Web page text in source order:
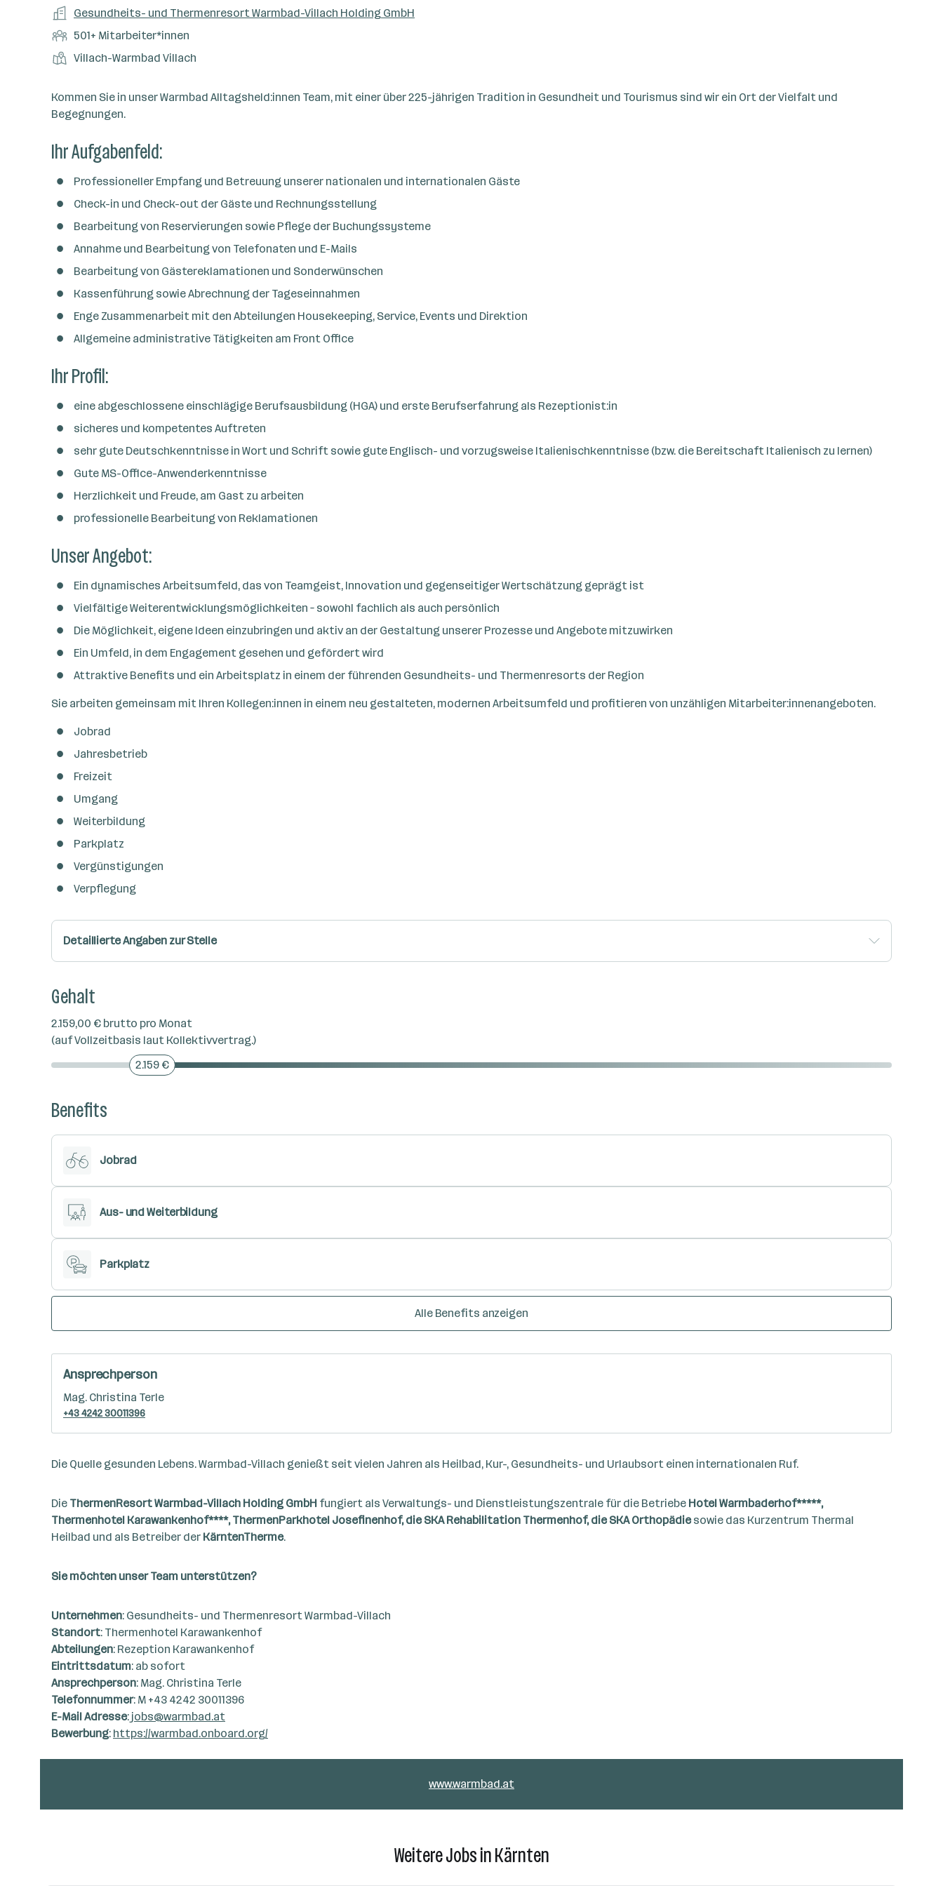
r
t
e
b
n
m
o
d
e
o
t
s
f
l
e
r
n
e
S
l
l
n
A
r
e
t
g
b
Gesundheits- und Thermenresort Warmbad-Villach Holding GmbH
M
i
t
r
b
e
n
n
a
n
a
501+ Mitarbeiter*innen
S
a
n
o
r
Villach-Warmbad Villach
Kommen Sie in unser Warmbad Alltagsheld:innen Team, mit einer über 225-jährigen Tradition in Gesundheit und Tourismus sind wir ein Ort der Vielfalt und
Begegnungen.
Ihr Aufgabenfeld:
Professioneller Empfang und Betreuung unserer nationalen und internationalen Gäste
Check-in und Check-out der Gäste und Rechnungsstellung
Bearbeitung von Reservierungen sowie Pflege der Buchungssysteme
Annahme und Bearbeitung von Telefonaten und E-Mails
Bearbeitung von Gästereklamationen und Sonderwünschen
Kassenführung sowie Abrechnung der Tageseinnahmen
Enge Zusammenarbeit mit den Abteilungen Housekeeping, Service, Events und Direktion
Allgemeine administrative Tätigkeiten am Front Office
Ihr Profil:
eine abgeschlossene einschlägige Berufsausbildung (HGA) und erste Berufserfahrung als Rezeptionist:in
sicheres und kompetentes Auftreten
sehr gute Deutschkenntnisse in Wort und Schrift sowie gute Englisch- und vorzugsweise Italienischkenntnisse (bzw. die Bereitschaft Italienisch zu lernen)
Gute MS-Office-Anwenderkenntnisse
Herzlichkeit und Freude, am Gast zu arbeiten
professionelle Bearbeitung von Reklamationen
Unser Angebot:
Ein dynamisches Arbeitsumfeld, das von Teamgeist, Innovation und gegenseitiger Wertschätzung geprägt ist
Vielfältige Weiterentwicklungsmöglichkeiten – sowohl fachlich als auch persönlich
Die Möglichkeit, eigene Ideen einzubringen und aktiv an der Gestaltung unserer Prozesse und Angebote mitzuwirken
Ein Umfeld, in dem Engagement gesehen und gefördert wird
Attraktive Benefits und ein Arbeitsplatz in einem der führenden Gesundheits- und Thermenresorts der Region
Sie arbeiten gemeinsam mit Ihren Kollegen:innen in einem neu gestalteten, modernen Arbeitsumfeld und profitieren von unzähligen Mitarbeiter:innenangeboten.
Jobrad
Jahresbetrieb
Freizeit
Umgang
Weiterbildung
Parkplatz
Vergünstigungen
Verpflegung
Detaillierte Angaben zur Stelle
Gehalt
2.159,00 € brutto pro Monat
(auf Vollzeitbasis laut Kollektivvertrag.)
2.159 €
Benefits
Jobrad
Aus- und Weiterbildung
Parkplatz
Alle Benefits anzeigen
Ansprechperson
Mag. Christina Terle
+43 4242 30011396
Die Quelle gesunden Lebens. Warmbad-Villach genießt seit vielen Jahren als Heilbad, Kur-, Gesundheits- und Urlaubsort einen internationalen Ruf.
Die ThermenResort Warmbad-Villach Holding GmbH fungiert als Verwaltungs- und Dienstleistungszentrale für die Betriebe Hotel Warmbaderhof*****,
Thermenhotel Karawankenhof****, ThermenParkhotel Josefinenhof, die SKA Rehabilitation Thermenhof, die SKA Orthopädiesowie das Kurzentrum Thermal
Heilbad und als Betreiber der KärntenTherme.
Sie möchten unser Team unterstützen?
Unternehmen: Gesundheits- und Thermenresort Warmbad-Villach
Standort: Thermenhotel Karawankenhof
Abteilungen: Rezeption Karawankenhof
Eintrittsdatum: ab sofort
Ansprechperson: Mag. Christina Terle
Telefonnummer: M +43 4242 30011396
E-Mail Adresse: jobs@warmbad.at
Bewerbung: https://warmbad.onboard.org/
www.warmbad.at
Weitere Jobs in Kärnten